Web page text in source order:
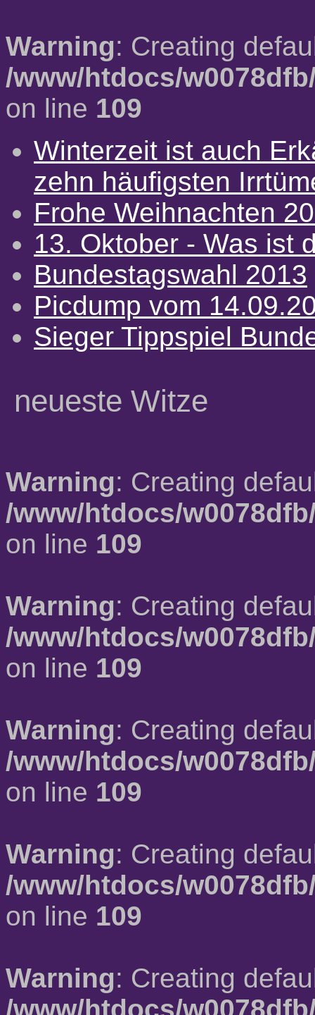
Warning: Creating
/www/htdocs/
on line 109
Winterzeit ist auch
zehn häufigsten
Frohe Weihnachten
13. Oktober - Was ist
Bundestagswahl 2013
Picdump vom
Sieger Tippspiel
neueste Witze
Warning: Creating
/www/htdocs/
on line 109
Warning: Creating
/www/htdocs/
on line 109
Warning: Creating
/www/htdocs/
on line 109
Warning: Creating
/www/htdocs/
on line 109
Warning: Creating
/www/htdocs/